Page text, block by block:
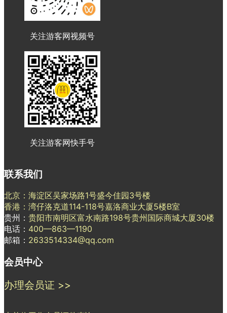
关注游客网视频号
关注游客网快手号
联系我们
北京：海淀区吴家场路1号盛今佳园3号楼
香港：湾仔洛克道114-118号嘉洛商业大厦5楼B室
贵州： 贵阳市南明区富水南路198号贵州国际商城大厦30楼
电话： 400—863—1190
邮箱： 2633514334@qq.com
会员中心
办理会员证 >>